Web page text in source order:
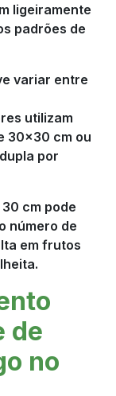
ligeiramente
padrões de
variar entre
utilizam
30x30 cm ou
por
cm pode
número de
em frutos
de
no